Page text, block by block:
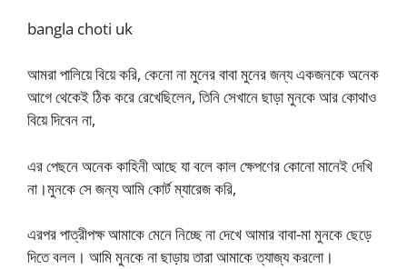
bangla choti uk
আমরা পালিয়ে বিয়ে করি, কেনো না মুনের বাবা মুনের জন্য একজনকে অনেক
আগে থেকেই ঠিক করে রেখেছিলেন, তিনি সেখানে ছাড়া মুনকে আর কোথাও
বিয়ে দিবেন না,
এর পেছনে অনেক কাহিনী আছে যা বলে কাল ক্ষেপণের কোনো মানেই দেখি
না।মুনকে সে জন্য আমি কোর্ট ম্যারেজ করি,
এরপর পাত্রীপক্ষ আমাকে মেনে নিচ্ছে না দেখে আমার বাবা-মা মুনকে ছেড়ে
দিতে বলল। আমি মুনকে না ছাড়ায় তারা আমাকে ত্যাজ্য করলো।